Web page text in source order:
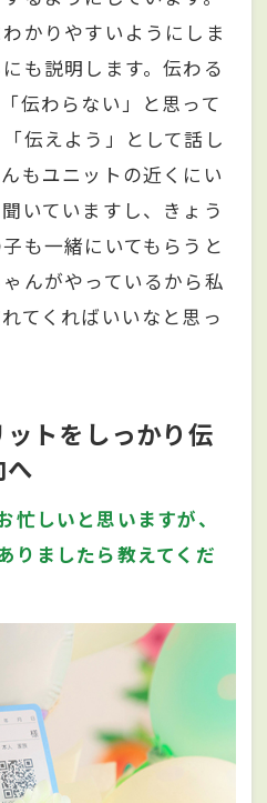
かりやすいようにしま
も説明します。伝わる
伝わらない」と思って
伝えよう」として話し
もユニットの近くにい
いていますし、きょう
も一緒にいてもらうと
んがやっているから私
てくればいいなと思っ
トをしっかり伝
へ
忙しいと思いますが、
りましたら教えてくだ